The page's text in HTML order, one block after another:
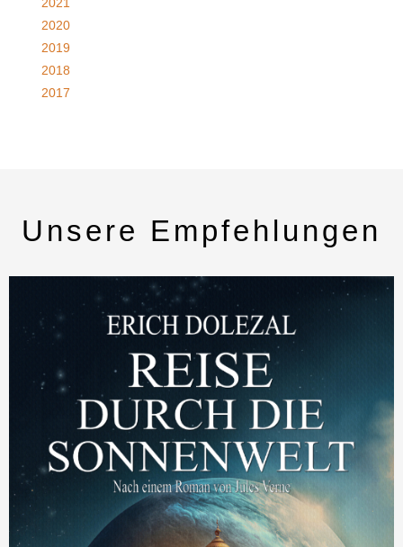
2020
2019
2018
2017
Unsere Empfehlungen